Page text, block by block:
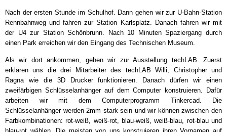
Nach der ersten Stunde im Schulhof. Dann gehen wir zur U-Bahn-Station
Rennbahnweg und fahren zur Station Karlsplatz. Danach fahren wir mit
der U4 zur Station Schönbrunn. Nach 10 Minuten Spaziergang durch
einen Park erreichen wir den Eingang des Technischen Museum.
Als wir dort ankommen, gehen wir zur Ausstellung techLAB. Zuerst
erklären uns die drei Mitarbeiter des techLAB Willi, Christopher und
Ragna wie die 3D Drucker funktionieren. Danach dürfen wir einen
zweifärbigen Schlüsselanhänger auf dem Computer konstruieren. Dafür
arbeiten wir mit dem Computerprogramm Tinkercad. Die
Schlüsselanhänger werden 2mm stark sein und wir können zwischen den
Farbkombinationen: rot-weiß, weiß-rot, blau-weiß, weiß-blau, rot-blau und